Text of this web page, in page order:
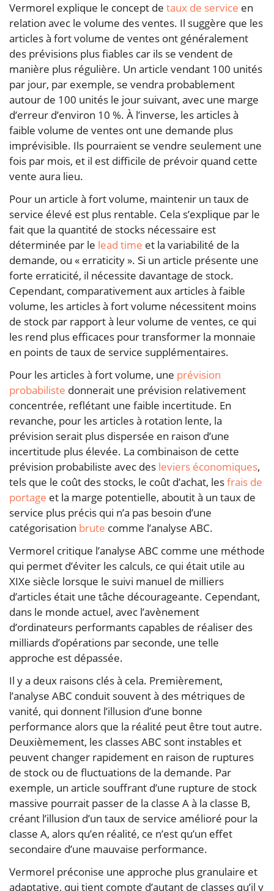
Vermorel explique le concept de taux de service en
relation avec le volume des ventes. Il suggère que les
articles à fort volume de ventes ont généralement
des prévisions plus fiables car ils se vendent de
manière plus régulière. Un article vendant 100 unités
par jour, par exemple, se vendra probablement
autour de 100 unités le jour suivant, avec une marge
d’erreur d’environ 10 %. À l’inverse, les articles à
faible volume de ventes ont une demande plus
imprévisible. Ils pourraient se vendre seulement une
fois par mois, et il est difficile de prévoir quand cette
vente aura lieu.
Pour un article à fort volume, maintenir un taux de
service élevé est plus rentable. Cela s’explique par le
fait que la quantité de stocks nécessaire est
déterminée par le lead time et la variabilité de la
demande, ou « erraticity ». Si un article présente une
forte erraticité, il nécessite davantage de stock.
Cependant, comparativement aux articles à faible
volume, les articles à fort volume nécessitent moins
de stock par rapport à leur volume de ventes, ce qui
les rend plus efficaces pour transformer la monnaie
en points de taux de service supplémentaires.
Pour les articles à fort volume, une prévision
probabiliste donnerait une prévision relativement
concentrée, reflétant une faible incertitude. En
revanche, pour les articles à rotation lente, la
prévision serait plus dispersée en raison d’une
incertitude plus élevée. La combinaison de cette
prévision probabiliste avec des leviers économiques,
tels que le coût des stocks, le coût d’achat, lesfrais de
portage et la marge potentielle, aboutit à un taux de
service plus précis qui n’a pas besoin d’une
catégorisation brute comme l’analyse ABC.
Vermorel critique l’analyse ABC comme une méthode
qui permet d’éviter les calculs, ce qui était utile au
XIXe siècle lorsque le suivi manuel de milliers
d’articles était une tâche décourageante. Cependant,
dans le monde actuel, avec l’avènement
d’ordinateurs performants capables de réaliser des
milliards d’opérations par seconde, une telle
approche est dépassée.
Il y a deux raisons clés à cela. Premièrement,
l’analyse ABC conduit souvent à des métriques de
vanité, qui donnent l’illusion d’une bonne
performance alors que la réalité peut être tout autre.
Deuxièmement, les classes ABC sont instables et
peuvent changer rapidement en raison de ruptures
de stock ou de fluctuations de la demande. Par
exemple, un article souffrant d’une rupture de stock
massive pourrait passer de la classe A à la classe B,
créant l’illusion d’un taux de service amélioré pour la
classe A, alors qu’en réalité, ce n’est qu’un effet
secondaire d’une mauvaise performance.
Vermorel préconise une approche plus granulaire et
adaptative, qui tient compte d’autant de classes qu’il y